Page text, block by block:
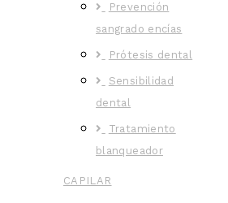
Prevención
sangrado encías
Prótesis dental
Sensibilidad
dental
Tratamiento
blanqueador
CAPILAR